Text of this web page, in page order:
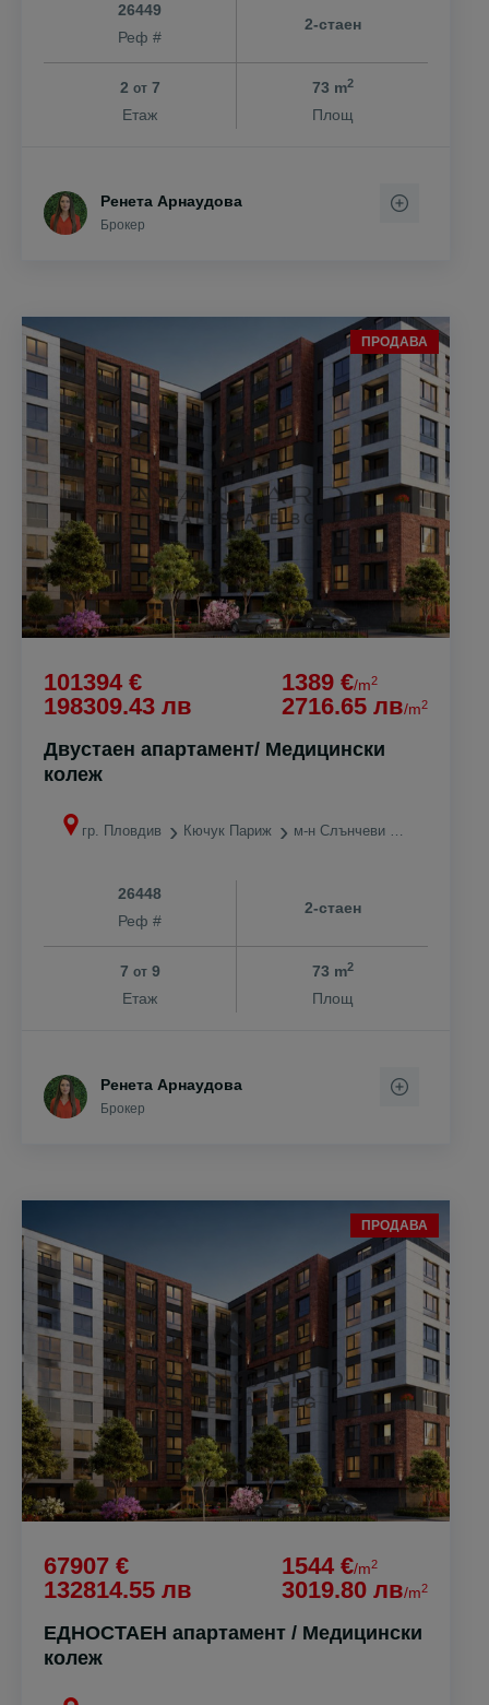
26449
Реф #
2-стаен
2 от7
Етаж
73 m2
Площ
Ренета Арнаудова
Брокер
ПРОДАВА
101394 €
198309.43 лв
1389 €/m2
2716.65 лв/m2
Двустаен апартамент/ Медицински
колеж
гр. Пловдив Кючук Париж м-н Слънчеви лъчи
26448
Реф #
2-стаен
7 от9
Етаж
73 m2
Площ
Ренета Арнаудова
Брокер
ПРОДАВА
67907 €
132814.55 лв
1544 €/m2
3019.80 лв/m2
ЕДНОСТАЕН апартамент / Медицински
колеж